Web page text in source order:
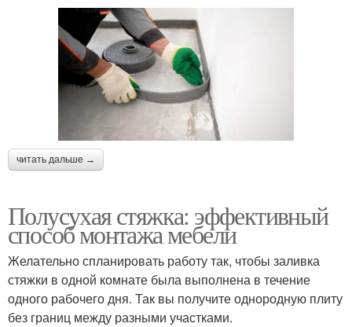
читать дальше →
Полусухая стяжка: эффективный
способ монтажа мебели
Желательно спланировать работу так, чтобы заливка
стяжки в одной комнате была выполнена в течение
одного рабочего дня. Так вы получите однородную плиту
без границ между разными участками.